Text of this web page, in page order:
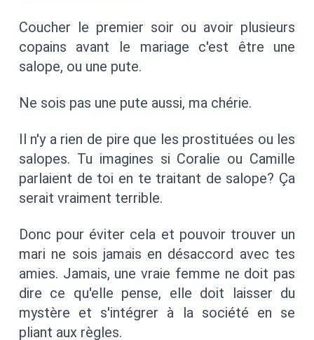
Coucher le premier soir ou avoir plusieurs
copains avant le mariage c'est être une
salope, ou une pute.
Ne sois pas une pute aussi, ma chérie.
Il n'y a rien de pire que les prostituées ou les
salopes. Tu imagines si Coralie ou Camille
parlaient de toi en te traitant de salope? Ça
serait vraiment terrible.
Donc pour éviter cela et pouvoir trouver un
mari ne sois jamais en désaccord avec tes
amies. Jamais, une vraie femme ne doit pas
dire ce qu'elle pense, elle doit laisser du
mystère et s'intégrer à la société en se
pliant aux règles.